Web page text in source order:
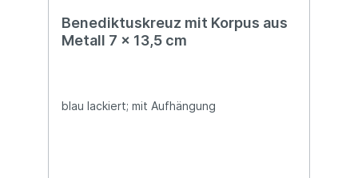
Benediktuskreuz mit Korpus aus
Metall 7 x 13,5 cm
blau lackiert; mit Aufhängung